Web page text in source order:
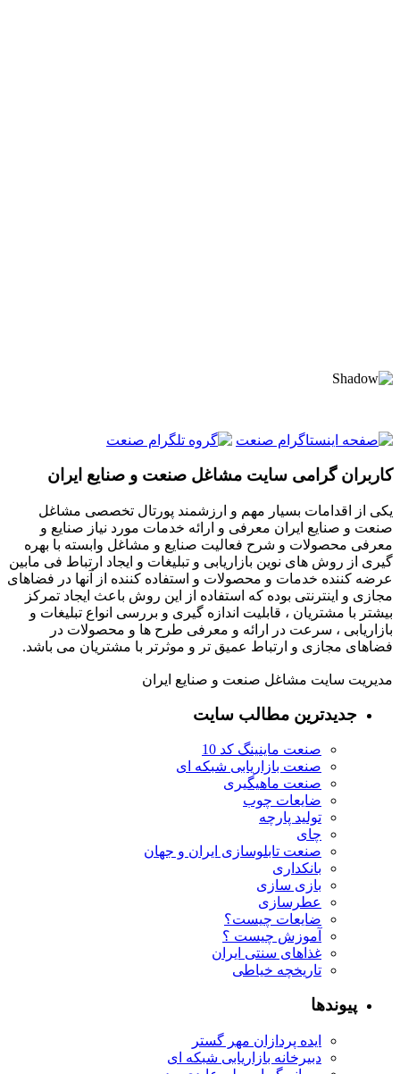
کاربران گرامی سایت مشاغل صنعت و صنایع ایران
یکی از اقدامات بسیار مهم و ارزشمند پورتال تخصصی مشاغل
صنعت و صنایع ایران معرفی و ارائه خدمات مورد نیاز صنایع و
معرفی محصولات و شرح فعالیت صنایع و مشاغل وابسته با بهره
گیری از روش های نوین بازاریابی و تبلیغات و ایجاد ارتباط فی مابین
عرضه کننده خدمات و محصولات و استفاده کننده از آنها در فضاهای
مجازی و اینترنتی بوده که استفاده از این روش باعث ایجاد تمرکز
بیشتر با مشتریان ، قابلیت اندازه گیری و بررسی انواع تبلیغات و
بازاریابی ، سرعت در ارائه و معرفی طرح ها و محصولات در
فضاهای مجازی و ارتباط عمیق تر و موثرتر با مشتریان می باشد.
مدیریت سایت مشاغل صنعت و صنایع ایران
جدیدترین مطالب سایت
صنعت ماینینگ کد 10
صنعت بازاریابی شبکه ای
صنعت ماهیگیری
ضایعات چوب
تولید پارچه
چای
صنعت تابلوسازی ایران و جهان
بانکداری
بازی سازی
عطرسازی
ضایعات چیست؟
آموزش چیست ؟
غذاهای سنتی ایران
تاریخچه خیاطی
پیوندها
ایده پردازان مهر گستر
دبیرخانه بازاریابی شبکه ای